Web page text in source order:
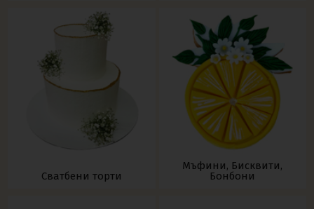
Сватбени торти
Мъфини, Бисквити,
Бонбони